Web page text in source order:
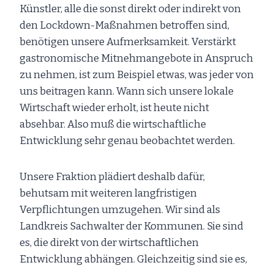
Künstler, alle die sonst direkt oder indirekt von
den Lockdown-Maßnahmen betroffen sind,
benötigen unsere Aufmerksamkeit. Verstärkt
gastronomische Mitnehmangebote in Anspruch
zu nehmen, ist zum Beispiel etwas, was jeder von
uns beitragen kann. Wann sich unsere lokale
Wirtschaft wieder erholt, ist heute nicht
absehbar. Also muß die wirtschaftliche
Entwicklung sehr genau beobachtet werden.
Unsere Fraktion plädiert deshalb dafür,
behutsam mit weiteren langfristigen
Verpflichtungen umzugehen. Wir sind als
Landkreis Sachwalter der Kommunen. Sie sind
es, die direkt von der wirtschaftlichen
Entwicklung abhängen. Gleichzeitig sind sie es,